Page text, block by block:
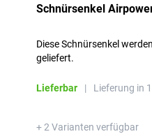
Schnürsenkel
Diese Schnürsenkel
geliefert.
Lieferbar | Lieferung in
+ 2 Varianten verfügbar